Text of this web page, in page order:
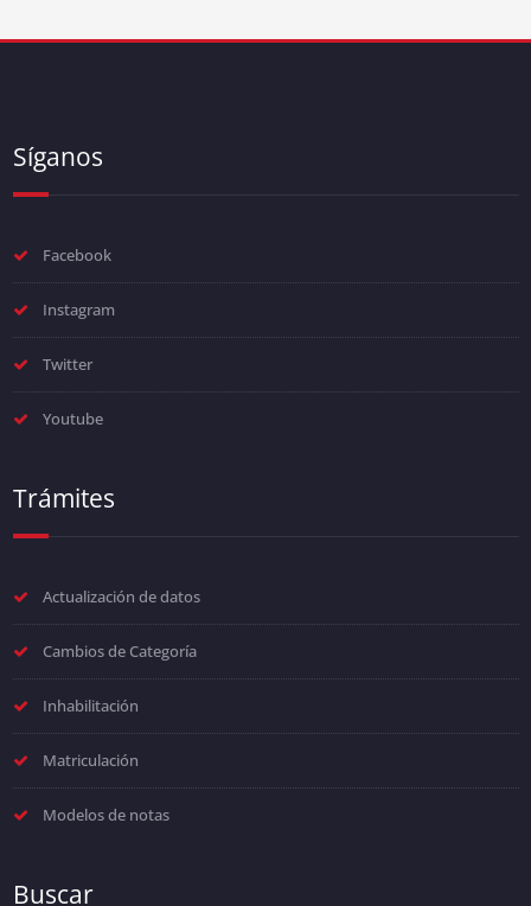
Síganos
Facebook
Instagram
Twitter
Youtube
Trámites
Actualización de datos
Cambios de Categoría
Inhabilitación
Matriculación
Modelos de notas
Buscar